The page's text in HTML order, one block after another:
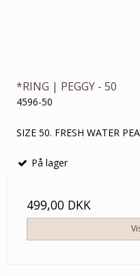
*RING | PEGGY - 50
4596-50
SIZE 50. FRESH WATER
På lager
499,00 DKK